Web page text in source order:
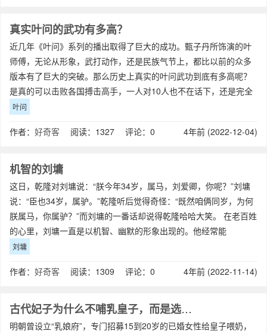
真实叶问的武功有多高？
近几年《叶问》系列的播出取得了巨大的成功。甄子丹所饰演的叶
师傅，无论从形象，武打动作，还是民族气节上，都比以前的众多
版本有了巨大的突破。那么历史上真实的叶问武功到底有多高呢？
是真的可以击败各国搏击高手，一人对10人也不在话下，还是完全
是影视夸张？真实的叶问咏
叶问
作者： 好奇客 阅读：1327 评论：0 4年前 (2022-12-04)
机智的刘墉
这日，乾隆对刘墉说：“朕今年34岁，属马，刘爱卿，你呢？”刘墉
说：“臣也34岁，属驴。”乾隆听后觉得奇怪：“既然咱俩同岁，为何
朕属马，你属驴？”而刘墉的一番话却说得乾隆哈哈大笑。 在老百姓
的心里，刘墉一直是以机智、幽默的形象出现的。他经常能
刘墉
作者： 好奇客 阅读：1309 评论：0 4年前 (2022-11-14)
古代妃子为什么不哺乳皇子，而是选择找乳娘？
明朝曾设立“乳娘府”，专门招募15到20岁的已婚女性给皇子喂奶，